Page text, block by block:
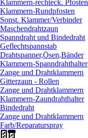
Klammern-rechteck. Pfosten
Klammern-Rundpfosten
Sonst. Klammer/Verbinder
Maschendrahtzaun
Spanndraht und Bindedraht
Geflechtspannstab
Drahtspanner,Ösen,Bänder
Klammern-Spanndrahthalter
Zange und Drahtklammern
Gitterzaun - Rollen
Zange und Drahtklammern
Klammern-Zaundrahthalter
Bindedraht
Zange und Drahtklammern
Farb/Reparaturspray